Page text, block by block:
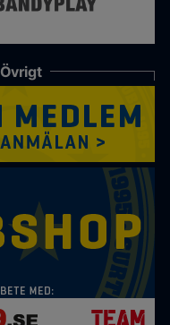
Övrigt